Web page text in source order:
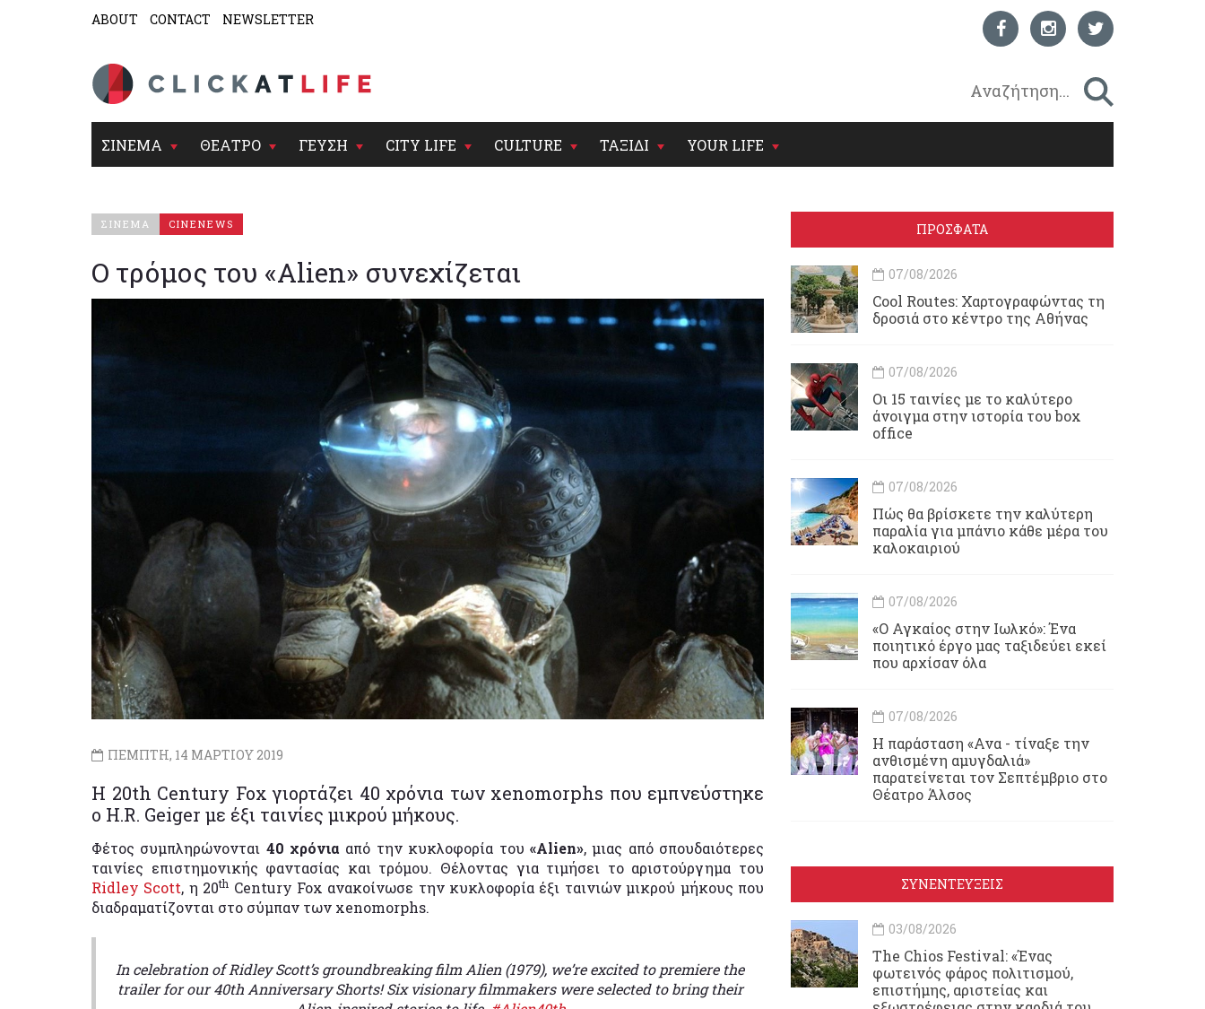
ABOUT CONTACT NEWSLETTER
ΣΙΝΕΜΑ ΘΕΑΤΡΟ ΓΕΥΣΗ CITY LIFE CULTURE ΤΑΞΙΔΙ YOUR LIFE
ΣΙΝΕΜΑ CINENEWS
Ο τρόμος του «Alien» συνεχίζεται
ΠΕΜΠΤΗ, 14 ΜΑΡΤΙΟΥ 2019
Η 20th Century Fox γιορτάζει 40 χρόνια των xenomorphs που εμπνεύστηκε
ο H.R. Geiger με έξι ταινίες μικρού μήκους.
Φέτος συμπληρώνονται 40 χρόνια από την κυκλοφορία του «Alien», μιας από σπουδαιότερες
ταινίες επιστημονικής φαντασίας και τρόμου. Θέλοντας για τιμήσει το αριστούργημα του
Ridley Scott, η 20th Century Fox ανακοίνωσε την κυκλοφορία έξι ταινιών μικρού μήκους που
διαδραματίζονται στο σύμπαν των xenomorphs.
In celebration of Ridley Scott’s groundbreaking film Alien (1979), we’re excited to premiere the
trailer for our 40th Anniversary Shorts! Six visionary filmmakers were selected to bring their
ΠΡΟΣΦΑΤΑ
07/08/2026
Cool Routes: Χαρτογραφώντας τη
δροσιά στο κέντρο της Αθήνας
07/08/2026
Οι 15 ταινίες με το καλύτερο
άνοιγμα στην ιστορία του box
office
07/08/2026
Πώς θα βρίσκετε την καλύτερη
παραλία για μπάνιο κάθε μέρα του
καλοκαιριού
07/08/2026
«Ο Αγκαίος στην Ιωλκό»: Ένα
ποιητικό έργο μας ταξιδεύει εκεί
που αρχίσαν όλα
07/08/2026
Η παράσταση «Ανα - τίναξε την
ανθισμένη αμυγδαλιά»
παρατείνεται τον Σεπτέμβριο στο
Θέατρο Άλσος
ΣΥΝΕΝΤΕΥΞΕΙΣ
03/08/2026
Τhe Chios Festival: «Ένας
φωτεινός φάρος πολιτισμού,
επιστήμης, αριστείας και